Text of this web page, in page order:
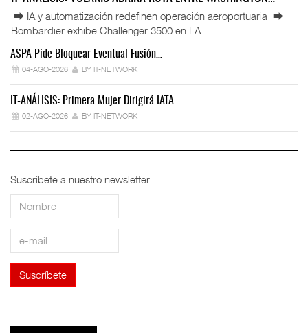
⮕ IA y automatización redefinen operación aeroportuaria ⮕
Bombardier exhibe Challenger 3500 en LA ...
ASPA Pide Bloquear Eventual Fusión…
04-AGO-2026 BY IT-NETWORK
IT-ANÁLISIS: Primera Mujer Dirigirá IATA…
02-AGO-2026 BY IT-NETWORK
Suscríbete a nuestro newsletter